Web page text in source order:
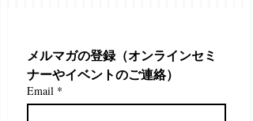
メルマガの登録（オンラインセミ
ナーやイベントのご連絡）
Email *